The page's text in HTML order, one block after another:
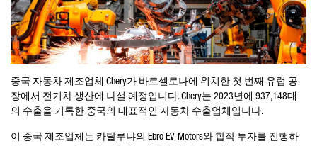
중국 자동차 제조업체 Chery가 바르셀로나에 위치한 첫 번째 유럽 공
장에서 전기차 생산에 나설 예정입니다. Chery는 2023년에 937,148대
의 수출을 기록한 중국의 대표적인 자동차 수출업체입니다.
이 중국 제조업체는 카탈루냐의 Ebro EV-Motors와 합작 투자를 진행하